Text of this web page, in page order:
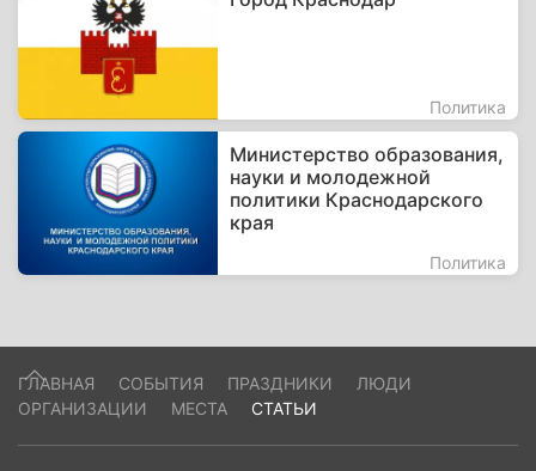
Политика
Министерство образования,
науки и молодежной
политики Краснодарского
края
Политика
ГЛАВНАЯ СОБЫТИЯ ПРАЗДНИКИ
ЛЮДИ
ОРГАНИЗАЦИИ
МЕСТА СТАТЬИ